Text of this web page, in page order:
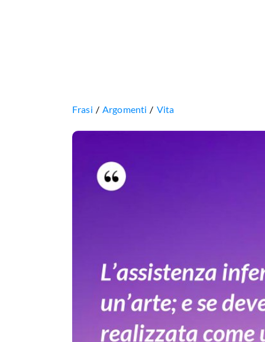
Frasi Argomenti Vita
L’assistenza
infermieristica
deve
essere
realizzata